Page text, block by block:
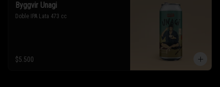
Byggvir Unagi
Doble IPA Lata 473 cc
$5.500